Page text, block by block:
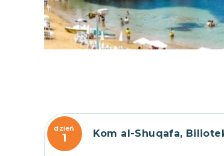
dzień
1 Kom al-Shuqafa,